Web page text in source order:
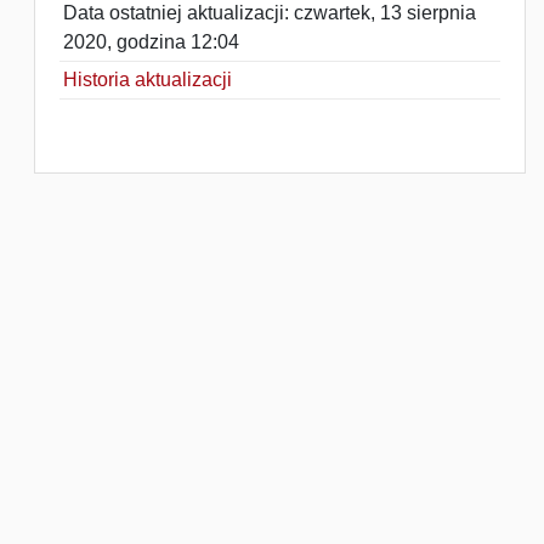
Data ostatniej aktualizacji: czwartek, 13 sierpnia
2020, godzina 12:04
Historia aktualizacji